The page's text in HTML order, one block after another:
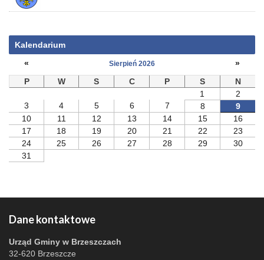
Kalendarium
«
Sierpień 2026
»
P
W S C P S
N
1
2
3
4 5 6 7 8
9
10
11 12 13 14 15
16
17
18 19 20 21 22
23
24
25 26 27 28 29
30
31
Dane kontaktowe
Urząd Gminy w Brzeszczach
32-620 Brzeszcze